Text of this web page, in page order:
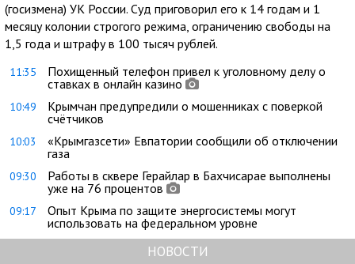
(госизмена) УК России. Суд приговорил его к 14 годам и 1
месяцу колонии строгого режима, ограничению свободы на
1,5 года и штрафу в 100 тысяч рублей.
11:35
Похищенный телефон привел к уголовному делу о
ставках в онлайн казино
10:49
Крымчан предупредили о мошенниках с поверкой
счётчиков
10:03
«Крымгазсети» Евпатории сообщили об отключении
газа
09:30
Работы в сквере Герайлар в Бахчисарае выполнены
уже на 76 процентов
09:17
Опыт Крыма по защите энергосистемы могут
использовать на федеральном уровне
НОВОСТИ